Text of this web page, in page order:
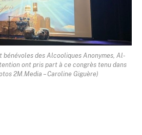
bénévoles des Alcooliques Anonymes, Al-
ont pris part à ce congrès tenu dans
2M.Media – Caroline Giguère)